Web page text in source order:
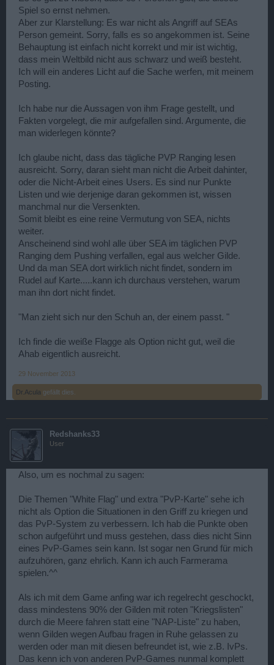
Spiel so ernst nehmen.
Aber zur Klarstellung: Es war nicht als Angriff auf SEAs
Person gemeint. Sorry, falls es so angekommen ist. Seine
Behauptung ist einfach nicht korrekt und mir ist wichtig,
dass mein Weltbild nicht aus schwarz und weiß besteht.
Ich will ein anderes Licht auf die Sache werfen, mit meinem
Posting.
Ich habe nur die Aussagen von ihm Frage gestellt, und
Fakten vorgelegt, die mir aufgefallen sind. Argumente, die
man widerlegen könnte?
Ich glaube nicht, dass das tägliche PVP Ranging lesen
ausreicht. Sorry, daran sieht man nicht die Arbeit dahinter,
oder die Nicht-Arbeit eines Users. Es sind nur Punkte
Listen und wie derjenige daran gekommen ist, wissen
manchmal nur die Versenkten.
Somit bleibt es eine reine Vermutung von SEA, nichts
weiter.
Anscheinend sind wohl alle über SEA im täglichen PVP
Ranging dem Pushing verfallen, egal aus welcher Gilde.
Und da man SEA dort wirklich nicht findet, sondern im
Rudel auf Karte.....kann ich durchaus verstehen, warum
man ihn dort nicht findet.
"Man zieht sich nur den Schuh an, der einem passt. "
Ich finde die weiße Flagge als Option nicht gut, weil die
Ahab eigentlich ausreicht.
29 November 2013
Dr.Acula gefällt dies.
Redshanks33
User
Also, um es nochmal zu sagen:
Die Themen "White Flag" und extra "PvP-Karte" sehe ich
nicht als Option die Situationen in den Griff zu kriegen und
das PvP-System zu verbessern. Ich hab die Punkte oben
schon aufgeführt und muss gestehen, dass dies nicht Sinn
eines PvP-Games sein kann. Ist sogar nen Grund für mich
aufzuhören, ganz ehrlich. Kann ich auch Farmerama
spielen.^^
Als ich mit dem Game anfing war ich regelrecht geschockt,
dass mindestens 90% der Gilden mit roten "Kriegslisten"
durch die Meere fahren statt eine "NAP-Liste" zu haben,
wenn Gilden wegen Aufbau fragen in Ruhe gelassen zu
werden oder man mit diesen befreundet ist, wie z.B. IvPs.
Das kenn ich von anderen PvP-Games nunmal komplett